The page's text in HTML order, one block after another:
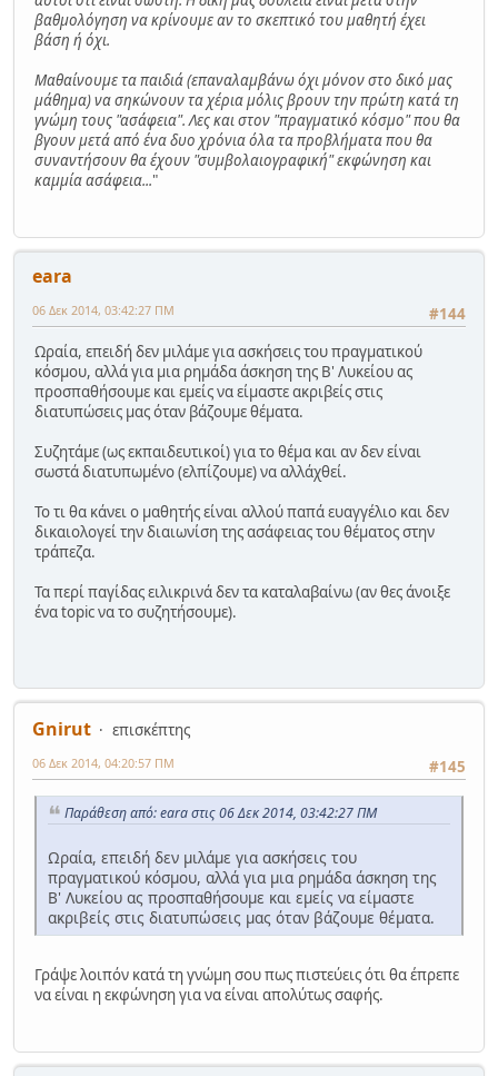
βαθμολόγηση να κρίνουμε αν το σκεπτικό του μαθητή έχει
βάση ή όχι.
Μαθαίνουμε τα παιδιά (επαναλαμβάνω όχι μόνον στο δικό μας
μάθημα) να σηκώνουν τα χέρια μόλις βρουν την πρώτη κατά τη
γνώμη τους "ασάφεια". Λες και στον "πραγματικό κόσμο" που θα
βγουν μετά από ένα δυο χρόνια όλα τα προβλήματα που θα
συναντήσουν θα έχουν "συμβολαιογραφική" εκφώνηση και
καμμία ασάφεια..."
eara
#144
06 Δεκ 2014, 03:42:27 ΠΜ
Ωραία, επειδή δεν μιλάμε για ασκήσεις του πραγματικού
κόσμου, αλλά για μια ρημάδα άσκηση της Β' Λυκείου ας
προσπαθήσουμε και εμείς να είμαστε ακριβείς στις
διατυπώσεις μας όταν βάζουμε θέματα.
Συζητάμε (ως εκπαιδευτικοί) για το θέμα και αν δεν είναι
σωστά διατυπωμένο (ελπίζουμε) να αλλάχθεί.
Το τι θα κάνει ο μαθητής είναι αλλού παπά ευαγγέλιο και δεν
δικαιολογεί την διαιωνίση της ασάφειας του θέματος στην
τράπεζα.
Τα περί παγίδας ειλικρινά δεν τα καταλαβαίνω (αν θες άνοιξε
ένα topic να το συζητήσουμε).
Gnirut
επισκέπτης
#145
06 Δεκ 2014, 04:20:57 ΠΜ
Παράθεση από: eara στις 06 Δεκ 2014, 03:42:27 ΠΜ
Ωραία, επειδή δεν μιλάμε για ασκήσεις του
πραγματικού κόσμου, αλλά για μια ρημάδα άσκηση της
Β' Λυκείου ας προσπαθήσουμε και εμείς να είμαστε
ακριβείς στις διατυπώσεις μας όταν βάζουμε θέματα.
Γράψε λοιπόν κατά τη γνώμη σου πως πιστεύεις ότι θα έπρεπε
να είναι η εκφώνηση για να είναι απολύτως σαφής.